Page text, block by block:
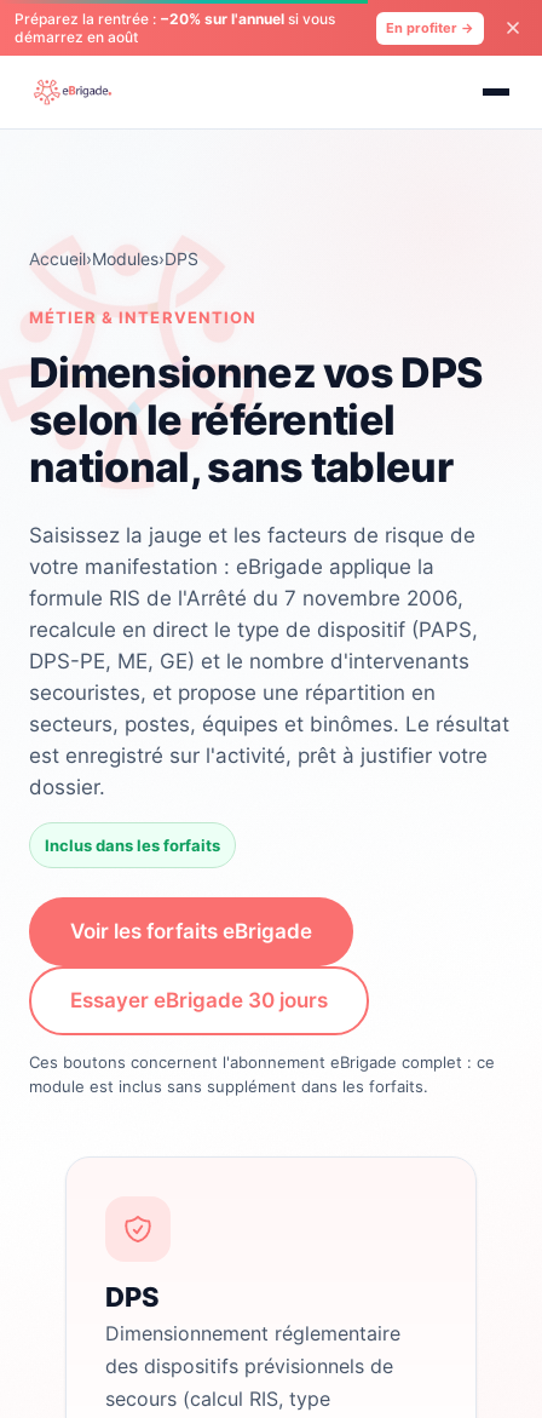
Préparez la rentrée : −20% sur l'annuel si vous
démarrez en août
En profiter →
Accueil›Modules›DPS
MÉTIER & INTERVENTION
Dimensionnez vos DPS
selon le référentiel
national, sans tableur
Saisissez la jauge et les facteurs de risque de
votre manifestation : eBrigade applique la
formule RIS de l'Arrêté du 7 novembre 2006,
recalcule en direct le type de dispositif (PAPS,
DPS-PE, ME, GE) et le nombre d'intervenants
secouristes, et propose une répartition en
secteurs, postes, équipes et binômes. Le résultat
est enregistré sur l'activité, prêt à justifier votre
dossier.
Inclus dans les forfaits
Voir les forfaits eBrigade
Essayer eBrigade 30 jours
Ces boutons concernent l'abonnement eBrigade complet : ce
module est inclus sans supplément dans les forfaits.
DPS
Dimensionnement réglementaire
des dispositifs prévisionnels de
secours (calcul RIS, type